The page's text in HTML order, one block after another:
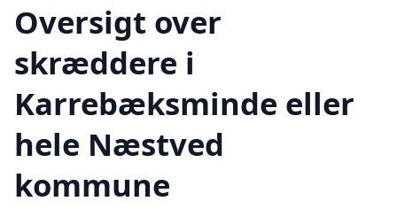
Oversigt over
skræddere i
Karrebæksminde eller
hele Næstved
kommune